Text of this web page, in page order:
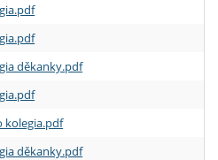
děkanky.pdf
kolegia.pdf
děkanky.pdf